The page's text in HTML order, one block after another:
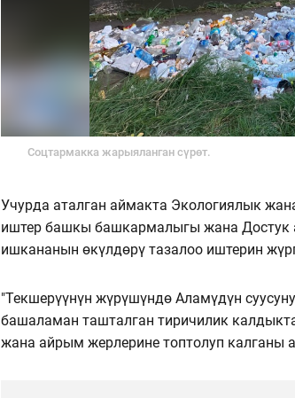
Соцтармакка жарыяланган сүрөт.
Учурда аталган аймакта Экологиялык
иштер башкы башкармалыгы жана Достук
ишкананын өкүлдөрү тазалоо иштерин
"Текшерүүнүн жүрүшүндө Аламүдүн
башаламан ташталган тиричилик
жана айрым жерлерине топтолуп калганы